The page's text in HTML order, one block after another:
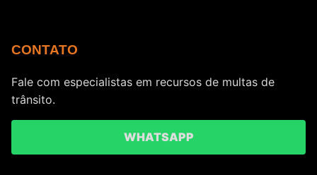
CONTATO
Fale com especialistas em recursos de multas de
trânsito.
WHATSAPP